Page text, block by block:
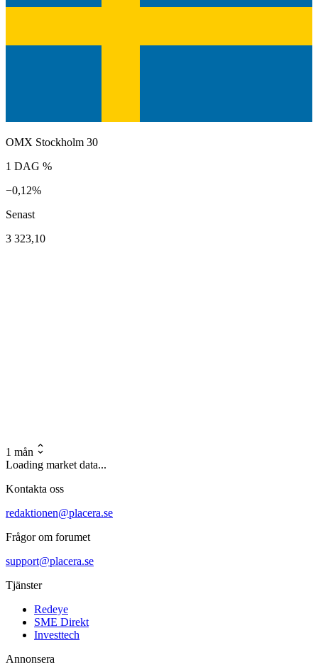
OMX Stockholm 30
1 DAG %
−0,12%
Senast
3 323,10
1 mån
Loading market data...
Kontakta oss
redaktionen@placera.se
Frågor om forumet
support@placera.se
Tjänster
Redeye
SME Direkt
Investtech
Annonsera